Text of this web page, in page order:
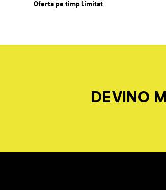
Oferta pe timp limitat
DEVINO